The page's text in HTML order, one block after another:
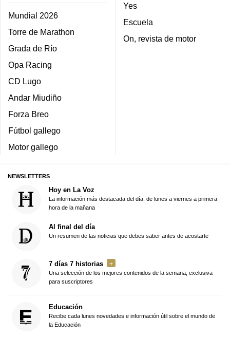
Mundial 2026
Torre de Marathon
Grada de Río
Opa Racing
CD Lugo
Andar Miudiño
Forza Breo
Fútbol gallego
Motor gallego
Yes
Escuela
On, revista de motor
NEWSLETTERS
Hoy en La Voz
La información más destacada del día, de lunes a viernes a primera
hora de la mañana
Al final del día
Un resumen de las noticias que debes saber antes de acostarte
7 días 7 historias
Una selección de los mejores contenidos de la semana, exclusiva
para suscriptores
Educación
Recibe cada lunes novedades e información útil sobre el mundo de
la Educación